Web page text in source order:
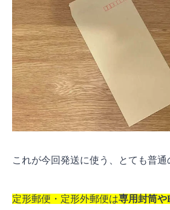
これが今回発送に使う、とても普通
定形郵便・定形外郵便は専用封筒